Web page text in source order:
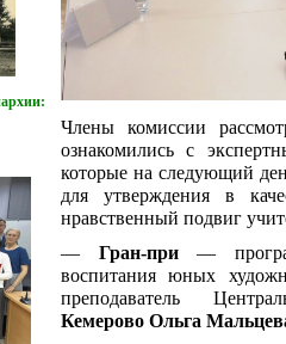
Члены комиссии
ознакомились с
которые на следующий
для утверждения в
нравственный подвиг
— Гран-при—
воспитания юных
преподаватель
Кемерово Ольга